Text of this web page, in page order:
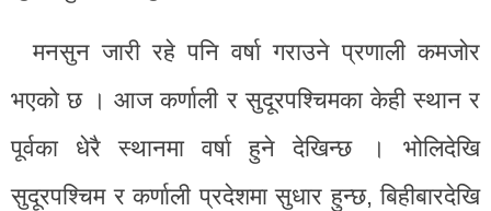
मनसुन जारी रहे पनि वर्षा गराउने प्रणाली कमजोर
भएको छ । आज कर्णाली र सुदूरपश्चिमका केही स्थान र
पूर्वका धेरै स्थानमा वर्षा हुने देखिन्छ । भोलिदेखि
सुदूरपश्चिम र कर्णाली प्रदेशमा सुधार हुन्छ, बिहीबारदेखि